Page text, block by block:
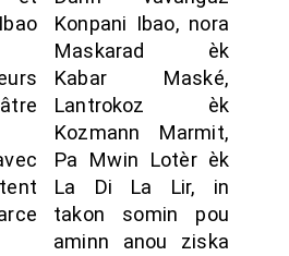
Konpani Ibao, nora
Maskarad èk
Kabar Maské,
Lantrokoz èk
Kozmann Marmit,
Pa Mwin Lotèr èk
La Di La Lir, in
takon somin pou
aminn anou ziska